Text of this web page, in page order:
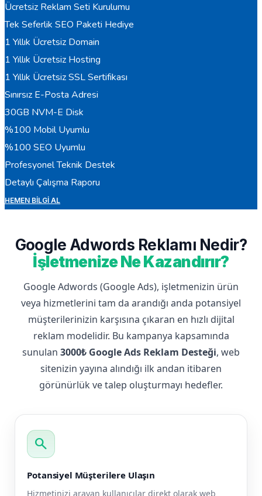
Ücretsiz Reklam Seti Kurulumu
Tek Seferlik SEO Paketi Hediye
1 Yıllık Ücretsiz Domain
1 Yıllık Ücretsiz Hosting
1 Yıllık Ücretsiz SSL Sertifikası
Sınırsız E-Posta Adresi
30GB NVM-E Disk
%100 Mobil Uyumlu
%100 SEO Uyumlu
Profesyonel Teknik Destek
Detaylı Çalışma Raporu
HEMEN BILGI AL
Google Adwords Reklamı Nedir?
İşletmenize Ne Kazandırır?
Google Adwords (Google Ads), işletmenizin ürün
veya hizmetlerini tam da arandığı anda potansiyel
müşterilerinizin karşısına çıkaran en hızlı dijital
reklam modelidir. Bu kampanya kapsamında
sunulan 3000₺ Google Ads Reklam Desteği, web
sitenizin yayına alındığı ilk andan itibaren
görünürlük ve talep oluşturmayı hedefler.
search
Potansiyel Müşterilere Ulaşın
Hizmetinizi arayan kullanıcılar direkt olarak web